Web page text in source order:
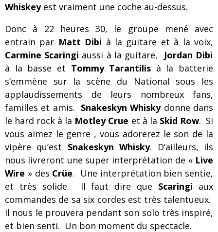
Whiskeyest vraiment une coche au-dessus.
Donc à 22 heures 30, le groupe mené avec
entrain par Matt Dibi à la guitare et à la voix,
Carmine Scaringi aussi à la guitare,
Jordan Dibi
à la basse et Tommy Tarantilis à la batterie
s’emmène sur la scène du National sous les
applaudissements de leurs nombreux fans,
familles et amis. Snakeskyn Whisky donne dans
le hard rock à la Motley Crue et à la Skid Row. Si
vous aimez le genre , vous adorerez le son de la
vipère qu’est Snakeskyn Whisky. D’ailleurs, ils
nous livreront une super interprétation de « Live
Wire » des Crüe. Une interprétation bien sentie,
et très solide. Il faut dire que Scaringi aux
commandes de sa six cordes est très talentueux.
Il nous le prouvera pendant son solo très inspiré,
et bien senti. Un bon moment du spectacle.